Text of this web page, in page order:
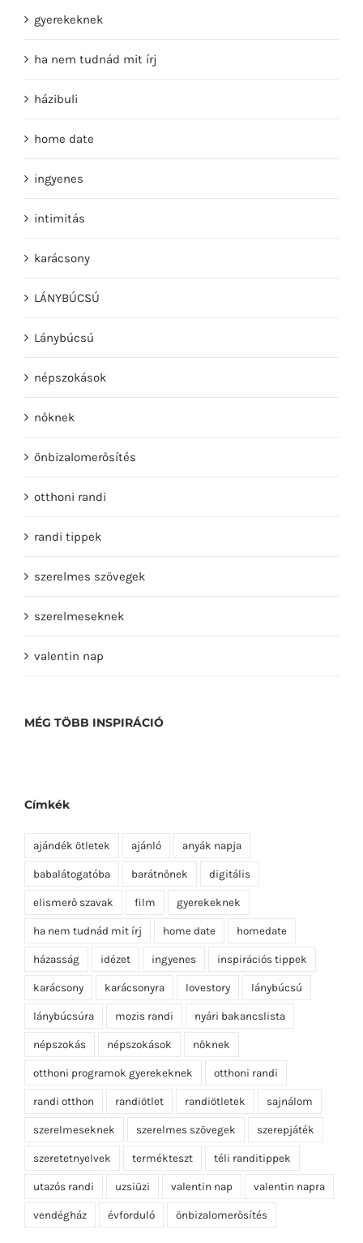
gyerekeknek
ha nem tudnád mit írj
házibuli
home date
ingyenes
intimitás
karácsony
LÁNYBÚCSÚ
Lánybúcsú
népszokások
nőknek
önbizalomerősítés
otthoni randi
randi tippek
szerelmes szövegek
szerelmeseknek
valentin nap
MÉG TÖBB INSPIRÁCIÓ
Címkék
ajándék ötletek ajánló anyák napja
babalátogatóba barátnőnek digitális
elismerő szavak film gyerekeknek
ha nem tudnád mit írj home date homedate
házasság idézet ingyenes inspirációs tippek
karácsony karácsonyra lovestory lánybúcsú
lánybúcsúra mozis randi nyári bakancslista
népszokás népszokások nőknek
otthoni programok gyerekeknek otthoni randi
randi otthon randiötlet randiötletek sajnálom
szerelmeseknek szerelmes szövegek szerepjáték
szeretetnyelvek termékteszt téli randitippek
utazós randi uzsiüzi valentin nap valentin napra
vendégház évforduló önbizalomerősítés